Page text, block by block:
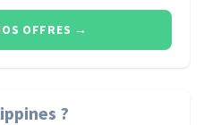
OFFRES →
?